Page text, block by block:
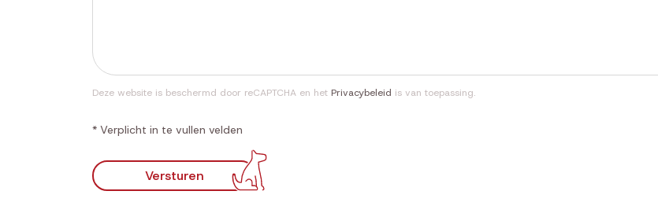
Deze website is beschermd door reCAPTCHA en het Privacybeleid is van toepassing.
* Verplicht in te vullen velden
Versturen